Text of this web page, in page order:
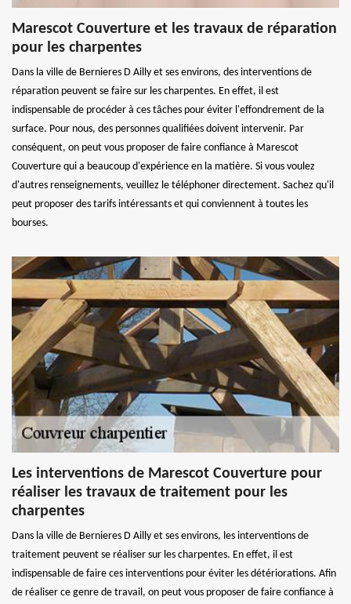
Marescot Couverture et les travaux de réparation
pour les charpentes
Dans la ville de Bernieres D Ailly et ses environs, des interventions de
réparation peuvent se faire sur les charpentes. En effet, il est
indispensable de procéder à ces tâches pour éviter l'effondrement de la
surface. Pour nous, des personnes qualifiées doivent intervenir. Par
conséquent, on peut vous proposer de faire confiance à Marescot
Couverture qui a beaucoup d'expérience en la matière. Si vous voulez
d'autres renseignements, veuillez le téléphoner directement. Sachez qu'il
peut proposer des tarifs intéressants et qui conviennent à toutes les
bourses.
Les interventions de Marescot Couverture pour
réaliser les travaux de traitement pour les
charpentes
Dans la ville de Bernieres D Ailly et ses environs, les interventions de
traitement peuvent se réaliser sur les charpentes. En effet, il est
indispensable de faire ces interventions pour éviter les détériorations. Afin
de réaliser ce genre de travail, on peut vous proposer de faire confiance à